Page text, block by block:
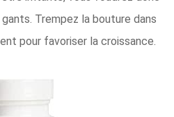
Trempez la bouture dans
pour favoriser la croissance.